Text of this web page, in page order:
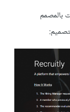
بالمصمم